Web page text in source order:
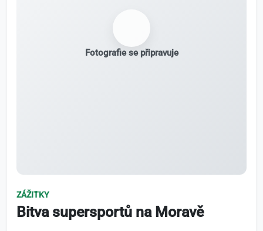
Fotografie se připravuje
ZÁŽITKY
Bitva supersportů na Moravě